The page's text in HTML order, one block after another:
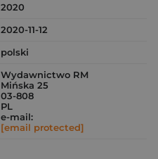
2020
2020-11-12
polski
Wydawnictwo RM
Mińska 25
03-808
PL
e-mail:
[email protected]